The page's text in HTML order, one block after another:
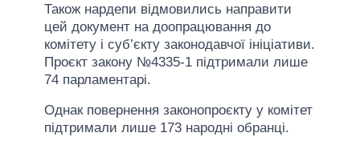
Також нардепи відмовились направити
цей документ на доопрацювання до
комітету і суб’єкту законодавчої ініціативи.
Проєкт закону №4335-1 підтримали лише
74 парламентарі.
Однак повернення законопроєкту у комітет
підтримали лише 173 народні обранці.